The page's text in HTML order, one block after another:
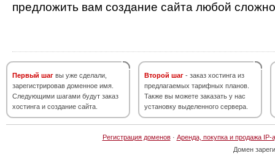
предложить вам создание сайта любой
Первый шаг вы уже сделали,
зарегистрировав доменное имя.
Следующими шагами будут заказ
хостинга и создание сайта.
Второй шаг - заказ хостинга из
предлагаемых тарифных планов.
Также вы можете заказать у нас
установку выделенного сервера.
Регистрация доменов· Аренда, покупка и продажа IP-
Домен